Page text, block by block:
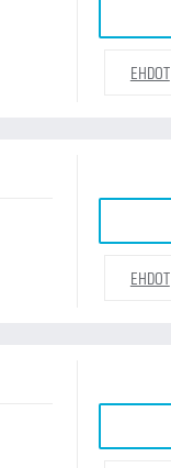
EHDOT
EHDOT